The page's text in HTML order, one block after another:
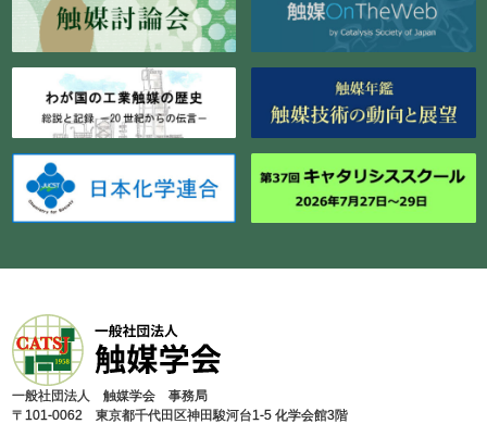
⼀般社団法⼈ 触媒学会 事務局
〒101-0062 東京都千代⽥区神⽥駿河台1-5 化学会館3階